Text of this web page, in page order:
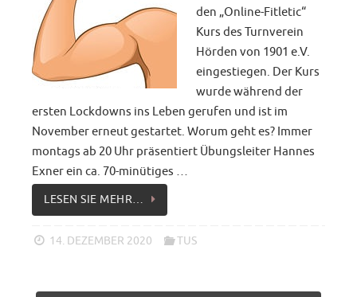
den „Online-Fitletic“
Kurs des Turnverein
Hörden von 1901 e.V.
eingestiegen. Der Kurs
wurde während der
ersten Lockdowns ins Leben gerufen und ist im
November erneut gestartet. Worum geht es? Immer
montags ab 20 Uhr präsentiert Übungsleiter Hannes
Exner ein ca. 70-minütiges …
LESEN SIE MEHR…
14. DEZEMBER 2020 TUS